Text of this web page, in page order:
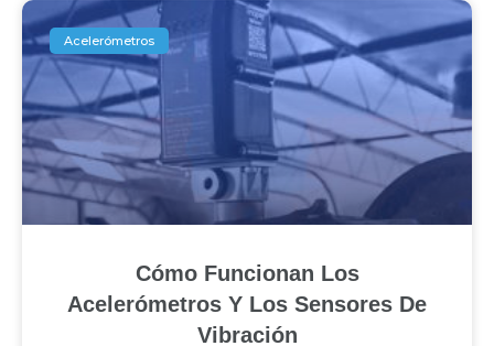
Acelerómetros
Cómo Funcionan Los
Acelerómetros Y Los Sensores De
Vibración